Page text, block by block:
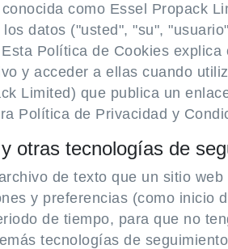
como Essel Propack
datos ("usted", "su",
Política de Cookies
y acceder a ellas cuando
Limited) que publica un
Política de Privacidad y
otras tecnologías de
de texto que un sitio
y preferencias (como inicio
de tiempo, para que no
tecnologías de